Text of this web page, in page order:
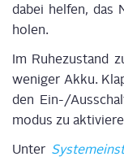
dabei hel­fen, das
ho­len.
Im Ruhe­zu­stand
weni­ger Akku.
den Ein-/
mo­dus zu
Unter